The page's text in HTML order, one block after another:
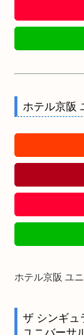
ホテル京阪
ホテル京阪 ユ
ザ シンギュ
ユニバーサ